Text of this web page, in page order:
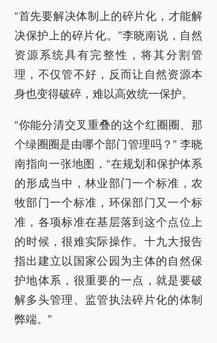
“首先要解决体制上的碎片化，才能解
决保护上的碎片化。”李晓南说，自然
资源系统具有完整性，将其分割管
理，不仅管不好，反而让自然资源本
身也变得破碎，难以高效统一保护。
“你能分清交叉重叠的这个红圈圈、那
个绿圈圈是由哪个部门管理吗？” 李晓
南指向一张地图，“在规划和保护体系
的形成当中，林业部门一个标准，农
牧部门一个标准，环保部门又一个标
准，各项标准在基层落到这个点位上
的时候，很难实际操作。十九大报告
指出建立以国家公园为主体的自然保
护地体系，很重要的一点，就是要破
解多头管理、监管执法碎片化的体制
弊端。”